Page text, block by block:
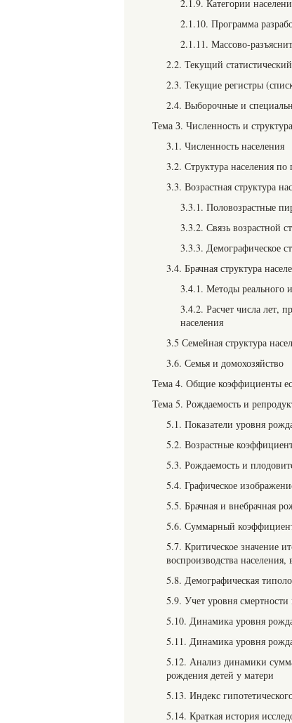
2.1.9. Категории
2.1.10. Программа
2.1.11. Массово-
2.2. Текущий
2.3. Текущие регистры
2.4. Выборочные и
Тема З. Численность и
3.1. Численность населения
3.2. Структура населения по
3.3. Возрастная структура
3.3.1. Половозрастные
3.3.2. Связь возрастной
3.3.3. Демографическое
3.4. Брачная структура
3.4.1. Методы реального
3.4.2. Расчет числа лет,
населения
3.5 Семейная структура
3.6. Семья и домохозяйство
Тема 4. Общие коэффициенты
Тема 5. Рождаемость и
5.1. Показатели уровня
5.2. Возрастные
5.3. Рождаемость и
5.4. Графическое
5.5. Брачная и внебрачная
5.6. Суммарный
5.7. Критическое значение
воспроизводства
5.8. Демографическая
5.9. Учет уровня
5.10. Динамика уровня
5.11. Динамика уровня
5.12. Анализ динамики
рождения детей у матери
5.13. Индекс
5.14. Краткая история